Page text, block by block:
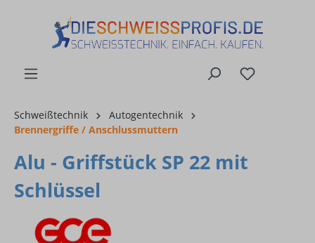
Schweißtechnik
Autogentechnik
Brennergriffe / Anschlussmuttern
Alu - Griffstück SP 22 mit
Schlüssel